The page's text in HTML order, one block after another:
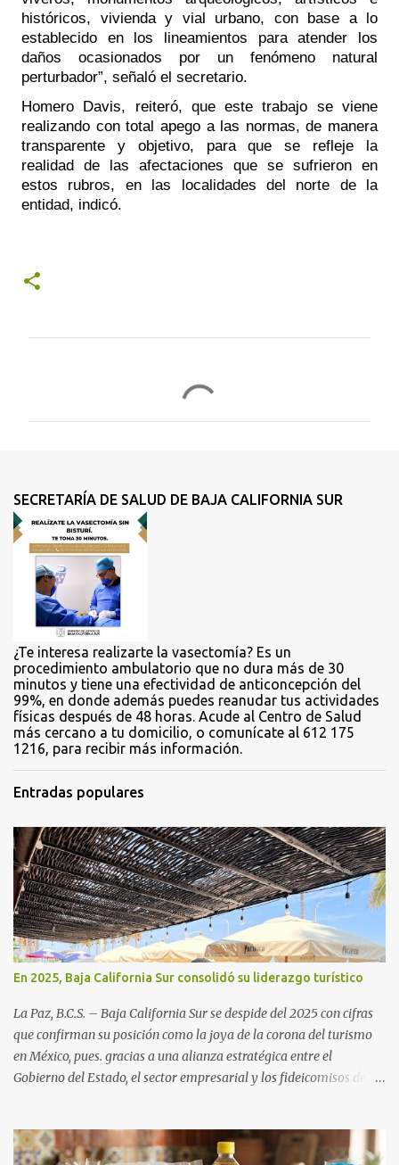
históricos, vivienda y vial urbano, con base a lo
establecido en los lineamientos para atender los
daños ocasionados por un fenómeno natural
perturbador”, señaló el secretario.
Homero Davis, reiteró, que este trabajo se viene
realizando con total apego a las normas, de manera
transparente y objetivo, para que se refleje la
realidad de las afectaciones que se sufrieron en
estos rubros, en las localidades del norte de la
entidad, indicó.
t
r
o
SECRETARÍA DE SALUD DE BAJA CALIFORNIA SUR
¿Te interesa realizarte la vasectomía? Es un
procedimiento ambulatorio que no dura más de 30
minutos y tiene una efectividad de anticoncepción del
99%, en donde además puedes reanudar tus actividades
físicas después de 48 horas. Acude al Centro de Salud
más cercano a tu domicilio, o comunícate al 612 175
1216, para recibir más información.
Entradas populares
En 2025, Baja California Sur consolidó su liderazgo turístico
La Paz, B.C.S. – Baja California Sur se despide del 2025 con cifras
que confirman su posición como la joya de la corona del turismo
en México, pues. gracias a una alianza estratégica entre el
Gobierno del Estado, el sector empresarial y los fideicomisos de
una derrama económica sin precedentes. Las proyecciones para